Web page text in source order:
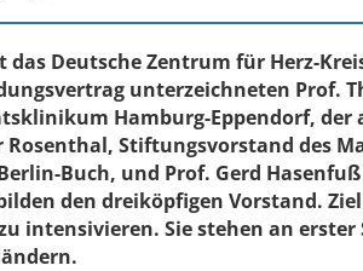
das Deutsche Zentrum für Herz-
unterzeichneten Prof.
Hamburg-Eppendorf, der
Rosenthal, Stiftungsvorstand des
Buch, und Prof. Gerd
den dreiköpfigen Vorstand.
intensivieren. Sie stehen an